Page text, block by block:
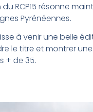
du RCP15 résonne
Pyrénéennes.
à venir une belle
le titre et montrer
+ de 35.